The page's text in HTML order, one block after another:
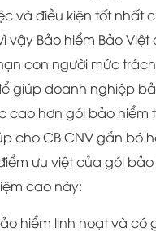
và điều kiện tốt nhất
vậy Bảo hiểm Bảo
con người mức
giúp doanh nghiệp
cao hơn gói bảo hiểm
cho CB CNV gắn bó
ưu việt của gói
cao này:
hiểm linh hoạt và có